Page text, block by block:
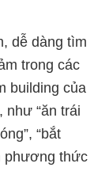
dễ dàng tìm
trong các
building của
như “ăn trái
“bắt
phương thức